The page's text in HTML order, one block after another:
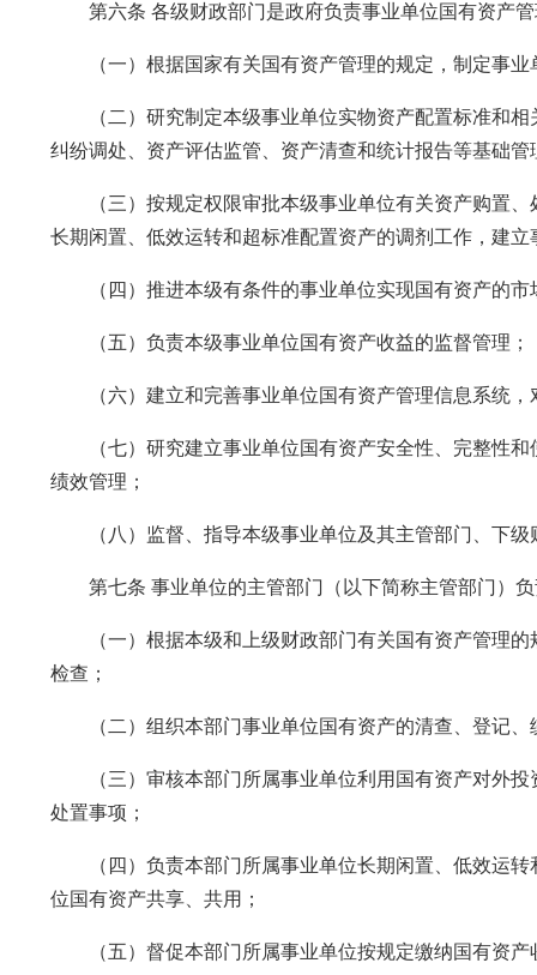
第六条 各级财政部门是政府负责事业单位国有资产管
（一）根据国家有关国有资产管理的规定，制定事业
（二）研究制定本级事业单位实物资产配置标准和相
纠纷调处、资产评估监管、资产清查和统计报告等基础管
（三）按规定权限审批本级事业单位有关资产购置、
长期闲置、低效运转和超标准配置资产的调剂工作，建
（四）推进本级有条件的事业单位实现国有资产的市
（五）负责本级事业单位国有资产收益的监督管理；
（六）建立和完善事业单位国有资产管理信息系统，
（七）研究建立事业单位国有资产安全性、完整性和
绩效管理；
（八）监督、指导本级事业单位及其主管部门、下级
第七条 事业单位的主管部门（以下简称主管部门）负
（一）根据本级和上级财政部门有关国有资产管理的
检查；
（二）组织本部门事业单位国有资产的清查、登记、
（三）审核本部门所属事业单位利用国有资产对外投
处置事项；
（四）负责本部门所属事业单位长期闲置、低效运转
位国有资产共享、共用；
（五）督促本部门所属事业单位按规定缴纳国有资产